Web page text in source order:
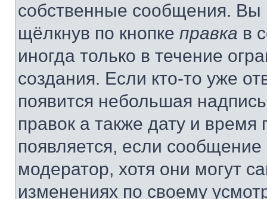
собственные сообщения. Вы
щёлкнув по кнопке правка в
иногда только в течение
создания. Если кто-то уже
появится небольшая
правок а также дату и
появляется, если
модератор, хотя они могут
изменениях по своему